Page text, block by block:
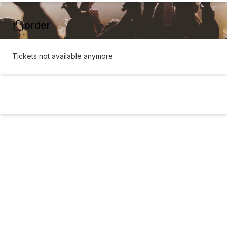
order
Tickets not available anymore